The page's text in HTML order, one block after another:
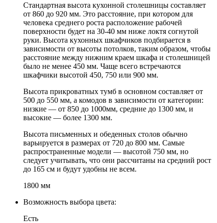
Стандартная высота кухонной столешницы составляет
от 860 до 920 мм. Это расстояние, при котором для
человека среднего роста расположение рабочей
поверхности будет на 30-40 мм ниже локтя согнутой
руки. Высота кухонных шкафчиков подбирается в
зависимости от высоты потолков, таким образом, чтобы
расстояние между нижним краем шкафа и столешницей
было не менее 450 мм. Чаще всего встречаются
шкафчики высотой 450, 750 или 900 мм.
Высота прикроватных тумб в основном составляет от
500 до 550 мм, а комодов в зависимости от категории:
низкие — от 850 до 1000мм, средние до 1300 мм, и
высокие — более 1300 мм.
Высота письменных и обеденных столов обычно
варьируется в размерах от 720 до 800 мм. Самые
распространенные модели — высотой 750 мм, но
следует учитывать, что они рассчитаны на средний рост
до 165 см и будут удобны не всем.
1800 мм
Возможность выбора цвета:
Есть